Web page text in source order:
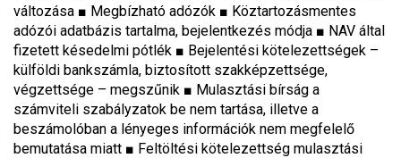
változása ■ Megbízható adózók ■ Köztartozásmentes
adózói adatbázis tartalma, bejelentkezés módja ■ NAV által
fizetett késedelmi pótlék ■ Bejelentési kötelezettségek –
külföldi bankszámla, biztosított szakképzettsége,
végzettsége – megszűnik ■ Mulasztási bírság a
számviteli szabályzatok be nem tartása, illetve a
beszámolóban a lényeges információk nem megfelelő
bemutatása miatt ■ Feltöltési kötelezettség mulasztási